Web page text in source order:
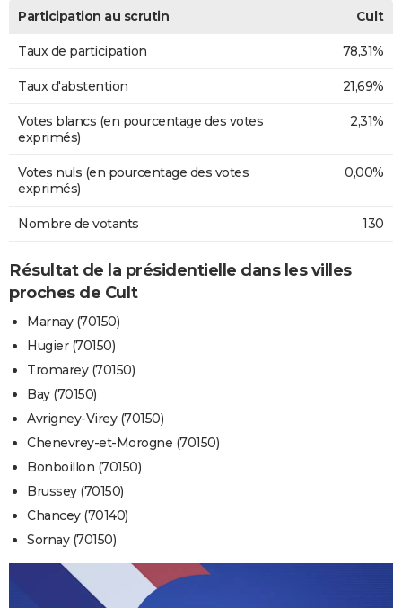
Participation au scrutin Cult
Taux de participation 78,31%
Taux d'abstention 21,69%
Votes blancs (en pourcentage des votes
exprimés)
2,31%
Votes nuls (en pourcentage des votes
exprimés)
0,00%
Nombre de votants 130
Résultat de la présidentielle dans les villes
proches de Cult
Marnay (70150)
Hugier (70150)
Tromarey (70150)
Bay (70150)
Avrigney-Virey (70150)
Chenevrey-et-Morogne (70150)
Bonboillon (70150)
Brussey (70150)
Chancey (70140)
Sornay (70150)